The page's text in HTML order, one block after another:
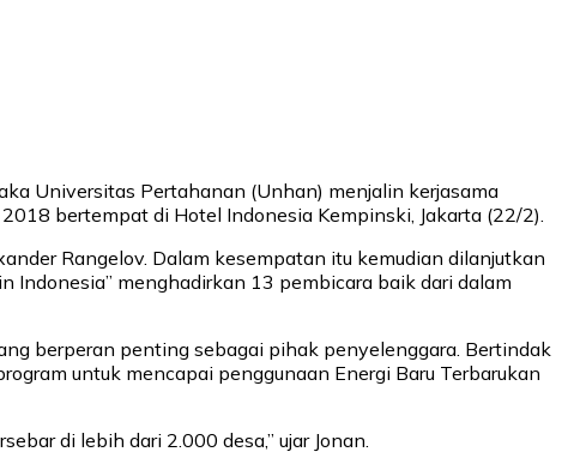
Universitas Pertahanan (Unhan) menjalin kerjasama
bertempat di Hotel Indonesia Kempinski, Jakarta (22/2).
Rangelov. Dalam kesempatan itu kemudian dilanjutkan
menghadirkan 13 pembicara baik dari dalam
berperan penting sebagai pihak penyelenggara. Bertindak
untuk mencapai penggunaan Energi Baru Terbarukan
di lebih dari 2.000 desa,” ujar Jonan.